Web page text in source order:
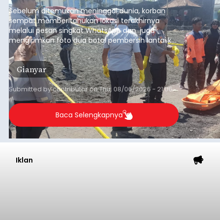
pesisir Pantai Purnama, Sukawati.
Sebelum ditemukan meninggal dunia, korban
sempat memberitahukan lokasi terakhirnya
melalui pesan singkat WhatsApp dan juga
mengirimkan foto dua botol pembersih lantai ke
istrinya.
Gianyar
Submitted bycontributoronThu, 08/06/2026 - 21:06
Baca Selengkapnya
Iklan